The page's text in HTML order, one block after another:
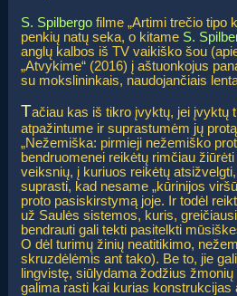
S. Spilbergo filme „Artimi trečio tipo
penkių natų seka, o kitame S.
anglų kalbos iš TV vaikiško šou
„Atvykime“ (2016) į aštuonkojus
su mokslininkais, naudojančiais
Tačiau kas iš tikro įvyktų, jei įvyktų
atpažintume ir suprastumėm jų
„Nežemiška: pirmieji nežemiško
bendruomenei reikėtų rimčiau
veiksnių, į kuriuos reikėtų
suprasti, kad nesame „kūrinijos
proto pasiskirstymą joje. Ir todėl
už Saulės sistemos, kuris,
bendrauti gali tekti pasitelkti
O dėl turimų žinių neatitikimo,
skruzdėlėmis ant tako). Be to, jie
lingvistę, siūlydama žodžius
galima rasti kai kurias